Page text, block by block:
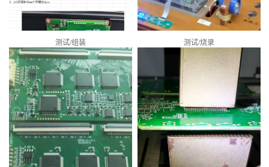
测试/组装 测试/烧录